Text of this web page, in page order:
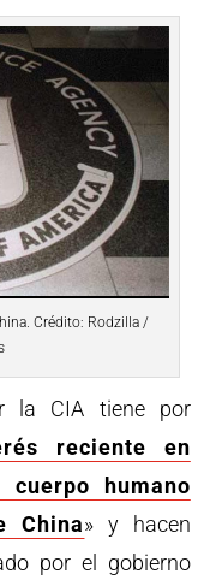
Crédito: Rodzilla /
la CIA tiene por
reciente en
cuerpo humano
China» y hacen
por el gobierno